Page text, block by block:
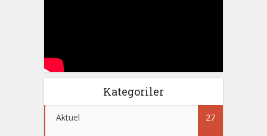
Kategoriler
Aktüel 27